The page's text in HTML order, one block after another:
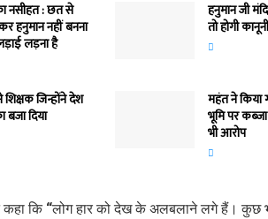
नसीहत : छत से
हनुमान नहीं बनना
लड़ना है
हनुमान जी
तो होगी
जिन्होंने देश
दिया
महंत ने किया
भूमि पर
भी आरोप
ने कहा कि “लोग हार को देख के अलबलाने लगे हैं। कुछ